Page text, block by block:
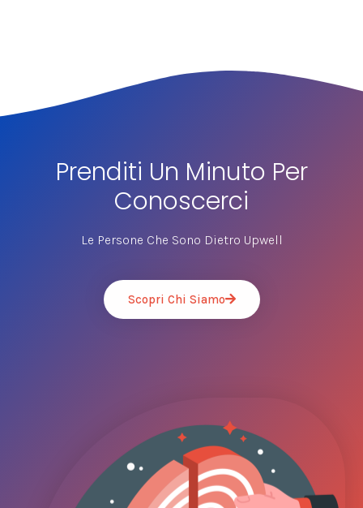
Prenditi Un Minuto Per
Conoscerci
Le Persone Che Sono Dietro Upwell
Scopri Chi Siamo